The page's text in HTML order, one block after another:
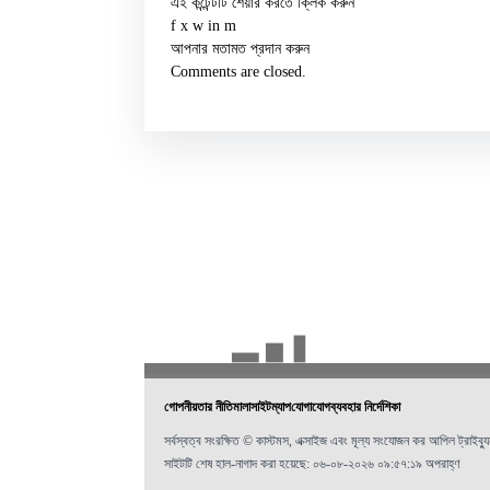
f x w in m
আপনার মতামত প্রদান করুন
Comments are closed.
গোপনীয়তার নীতিমালাসাইটম্যাপযোগাযোগব্যবহার নির্দেশিকা
সর্বস্বত্ব সংরক্ষিত © কাস্টমস, এক্সাইজ এবং মূল্য সংযোজন কর আপিল
সাইটটি শেষ হাল-নাগাদ করা হয়েছে: ০৬-০৮-২০২৬ ০৯:৫৭:১৯ অপরাহ্ণ